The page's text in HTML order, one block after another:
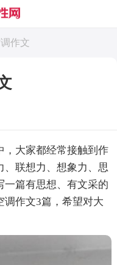
作文
大家都经常接触到作
联想力、想象力、思
一篇有思想、有文采的
调作文3篇，希望对大